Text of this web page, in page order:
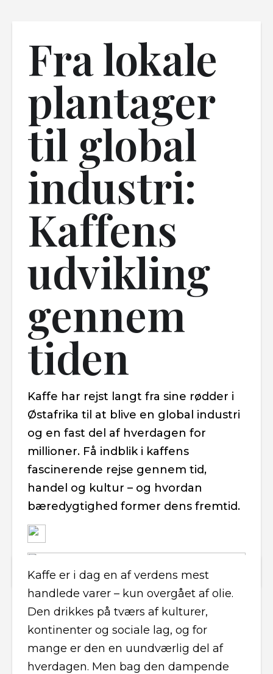
Fra lokale
plantager
til global
industri:
Kaffens
udvikling
gennem
tiden
Kaffe har rejst langt fra sine rødder i
Østafrika til at blive en global industri
og en fast del af hverdagen for
millioner. Få indblik i kaffens
fascinerende rejse gennem tid,
handel og kultur – og hvordan
bæredygtighed former dens fremtid.
Kaffe er i dag en af verdens mest
handlede varer – kun overgået af olie.
Den drikkes på tværs af kulturer,
kontinenter og sociale lag, og for
mange er den en uundværlig del af
hverdagen. Men bag den dampende